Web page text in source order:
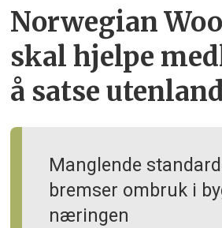
Norwegian
skal hjelpe
å satse
Manglende
bremser ombruk i
næringen